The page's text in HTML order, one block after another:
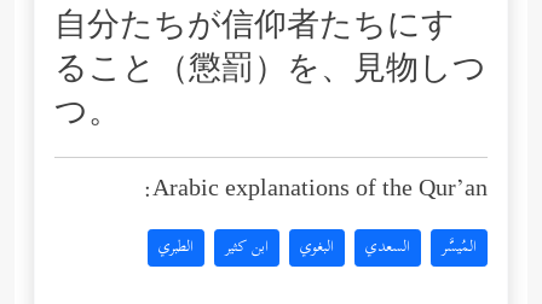
自分たちが信仰者たちにす
ること（懲罰）を、見物しつ
つ。
Arabic explanations of the Qur’an:
المُيسَّر السعدي البغوي ابن كثير الطبري